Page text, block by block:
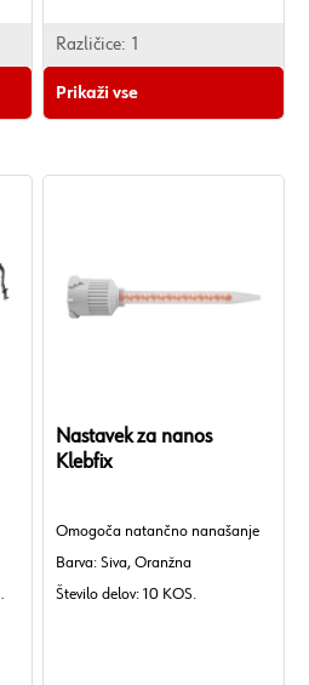
Različice: 1
Prikaži vse
Nastavek za nanos
Klebfix
Omogoča natančno nanašanje
Barva: Siva, Oranžna
Število delov: 10 KOS.